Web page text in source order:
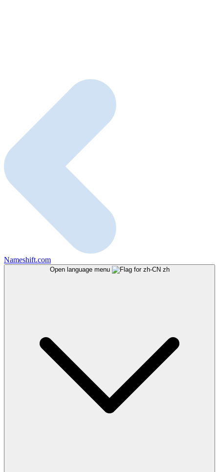
Nameshift.com
Open language menu zh